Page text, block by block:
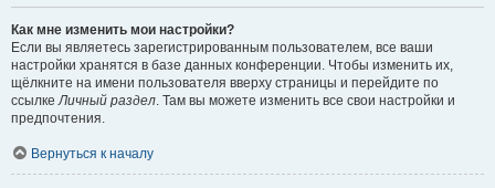
Как мне изменить мои настройки?
Если вы являетесь зарегистрированным пользователем, все ваши
настройки хранятся в базе данных конференции. Чтобы изменить их,
щёлкните на имени пользователя вверху страницы и перейдите по
ссылкеЛичный раздел. Там вы можете изменить все свои настройки и
предпочтения.
Вернуться к началу